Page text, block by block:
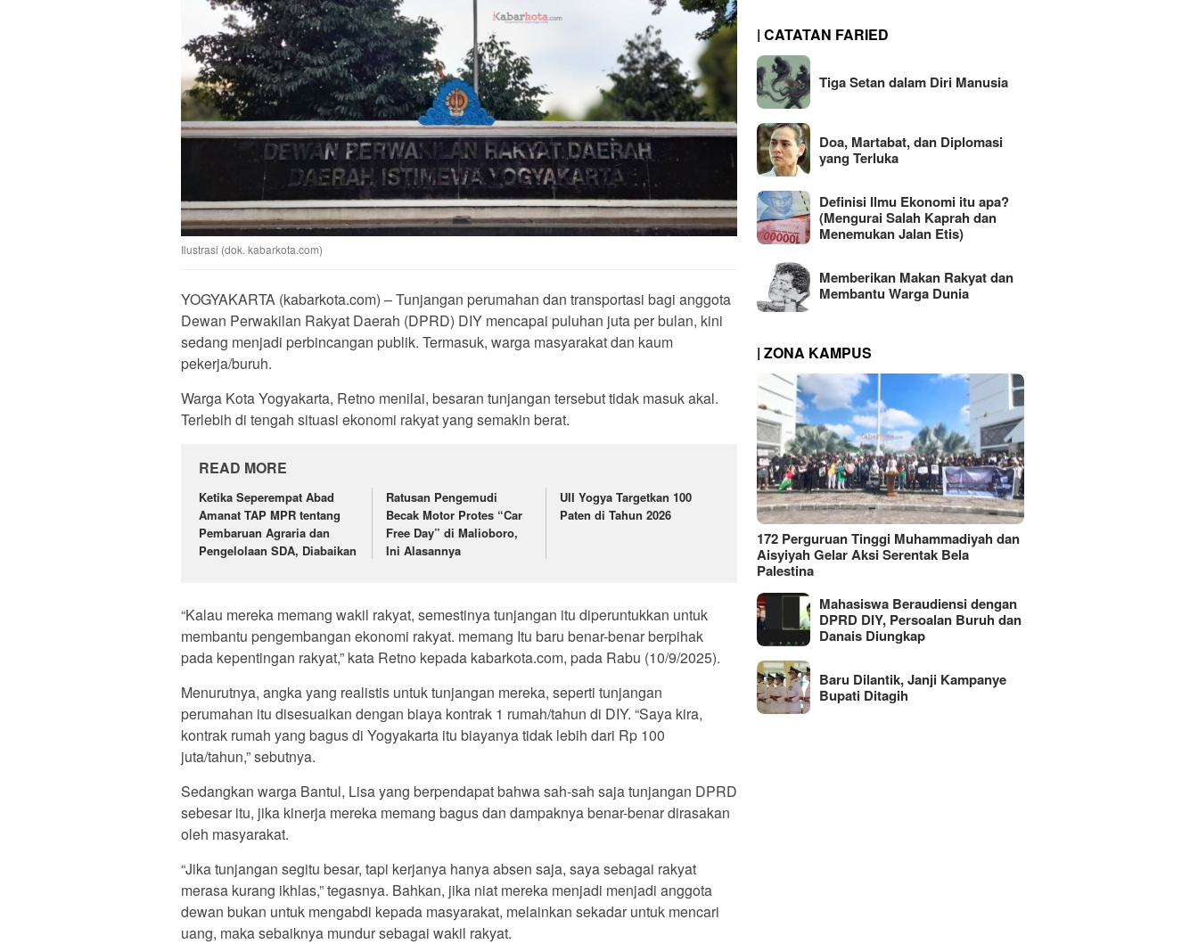
Ilustrasi (dok. kabarkota.com)
YOGYAKARTA (kabarkota.com) – Tunjangan perumahan dan transportasi bagi anggota
Dewan Perwakilan Rakyat Daerah (DPRD) DIY mencapai puluhan juta per bulan, kini
sedang menjadi perbincangan publik. Termasuk, warga masyarakat dan kaum
pekerja/buruh.
Warga Kota Yogyakarta, Retno menilai, besaran tunjangan tersebut tidak masuk akal.
Terlebih di tengah situasi ekonomi rakyat yang semakin berat.
READ MORE
Ketika Seperempat Abad
Amanat TAP MPR tentang
Pembaruan Agraria dan
Pengelolaan SDA, Diabaikan
Ratusan Pengemudi
Becak Motor Protes “Car
Free Day” di Malioboro,
Ini Alasannya
UII Yogya Targetkan 100
Paten di Tahun 2026
“Kalau mereka memang wakil rakyat, semestinya tunjangan itu diperuntukkan untuk
membantu pengembangan ekonomi rakyat. memang Itu baru benar-benar berpihak
pada kepentingan rakyat,” kata Retno kepada kabarkota.com, pada Rabu (10/9/2025).
Menurutnya, angka yang realistis untuk tunjangan mereka, seperti tunjangan
perumahan itu disesuaikan dengan biaya kontrak 1 rumah/tahun di DIY. “Saya kira,
kontrak rumah yang bagus di Yogyakarta itu biayanya tidak lebih dari Rp 100
juta/tahun,” sebutnya.
Sedangkan warga Bantul, Lisa yang berpendapat bahwa sah-sah saja tunjangan DPRD
sebesar itu, jika kinerja mereka memang bagus dan dampaknya benar-benar dirasakan
oleh masyarakat.
“Jika tunjangan segitu besar, tapi kerjanya hanya absen saja, saya sebagai rakyat
merasa kurang ikhlas,” tegasnya. Bahkan, jika niat mereka menjadi menjadi anggota
dewan bukan untuk mengabdi kepada masyarakat, melainkan sekadar untuk mencari
uang, maka sebaiknya mundur sebagai wakil rakyat.
| CATATAN FARIED
Tiga Setan dalam Diri Manusia
Doa, Martabat, dan Diplomasi
yang Terluka
Definisi Ilmu Ekonomi itu apa?
(Mengurai Salah Kaprah dan
Menemukan Jalan Etis)
Memberikan Makan Rakyat dan
Membantu Warga Dunia
| ZONA KAMPUS
172 Perguruan Tinggi Muhammadiyah dan
Aisyiyah Gelar Aksi Serentak Bela
Palestina
Mahasiswa Beraudiensi dengan
DPRD DIY, Persoalan Buruh dan
Danais Diungkap
Baru Dilantik, Janji Kampanye
Bupati Ditagih